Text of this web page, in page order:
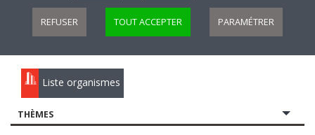
REFUSER TOUT ACCEPTER PARAMÉTRER
Liste organismes
THÈMES